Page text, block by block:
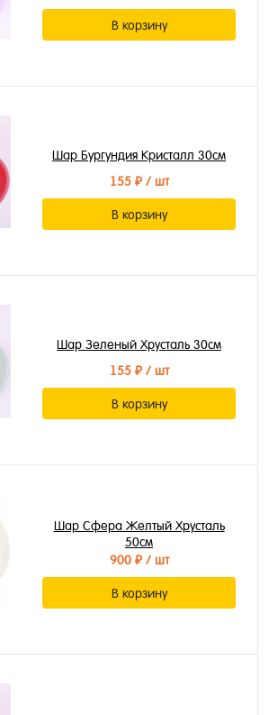
В корзину
Шар Бургундия Кристалл 30см
155 ₽/ шт
В корзину
Шар Зеленый Хрусталь 30см
155 ₽/ шт
В корзину
Шар Сфера Желтый Хрусталь
50см
900 ₽/ шт
В корзину